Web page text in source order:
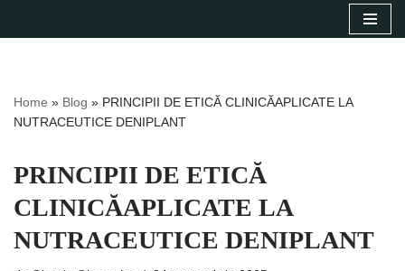
Home » Blog » PRINCIPII DE ETICĂ CLINICĂAPLICATE LA
NUTRACEUTICE DENIPLANT
PRINCIPII DE ETICĂ
CLINICĂAPLICATE LA
NUTRACEUTICE DENIPLANT